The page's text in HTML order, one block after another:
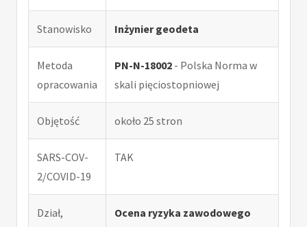
Stanowisko Inżynier geodeta
Metoda
opracowania
PN-N-18002 - Polska Norma w
skali pięciostopniowej
Objętość około 25 stron
SARS-COV-
2/COVID-19
TAK
Dział,
Ocena ryzyka zawodowego